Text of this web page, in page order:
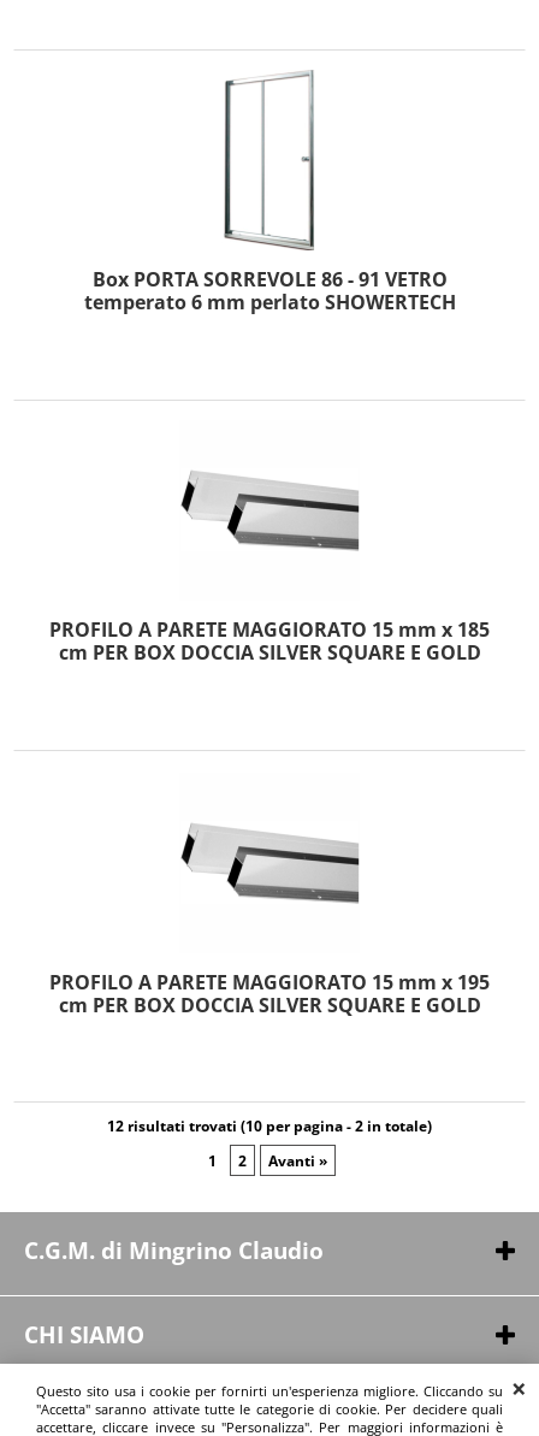
Questo sito usa i cookie per fornirti un'esperienza migliore. Cliccando su
"Accetta" saranno attivate tutte le categorie di cookie. Per decidere quali
accettare, cliccare invece su "Personalizza". Per maggiori informazioni è
Box PORTA SORREVOLE 86 - 91 VETRO
temperato 6 mm perlato SHOWERTECH
PROFILO A PARETE MAGGIORATO 15 mm x 185
cm PER BOX DOCCIA SILVER SQUARE E GOLD
PROFILO A PARETE MAGGIORATO 15 mm x 195
cm PER BOX DOCCIA SILVER SQUARE E GOLD
12 risultati trovati (10 per pagina - 2 in totale)
1
2 Avanti »
C.G.M. di Mingrino Claudio
P.IVA 01164550863
CHI SIAMO
Chi siamo
Contatti
INFORMAZIONI